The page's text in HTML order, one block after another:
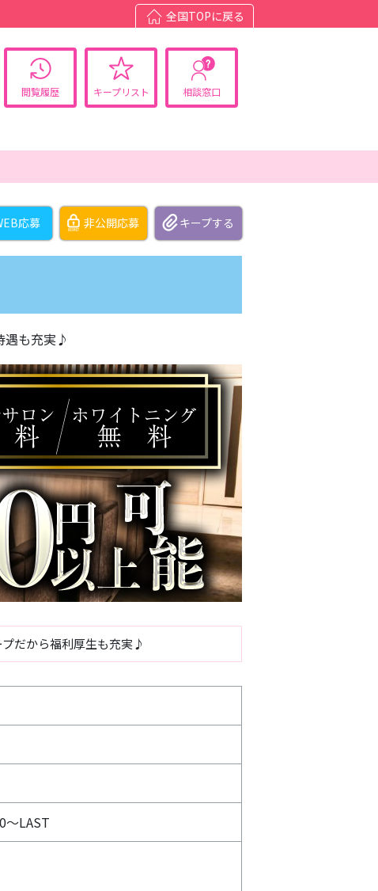
全国TOPに戻る
閲覧履歴 キープリスト 相談窓口
応募 非公開応募
遇も充実♪
だから福利厚生も充実♪
〜LAST